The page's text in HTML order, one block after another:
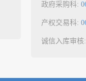
政府采购科:
产权交易科:
诚信入库审